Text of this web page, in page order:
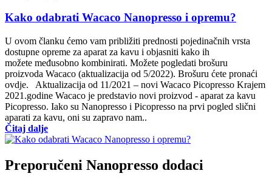
Kako odabrati Wacaco Nanopresso i opremu?
U ovom članku ćemo vam približiti prednosti pojedinačnih vrsta
dostupne opreme za aparat za kavu i objasniti kako ih
možete međusobno kombinirati. Možete pogledati brošuru
proizvoda Wacaco (aktualizacija od 5/2022). Brošuru ćete pronaći
ovdje. Aktualizacija od 11/2021 – novi Wacaco Picopresso Krajem
2021.godine Wacaco je predstavio novi proizvod - aparat za kavu
Picopresso. Iako su Nanopresso i Picopresso na prvi pogled slični
aparati za kavu, oni su zapravo nam..
Čitaj dalje
Preporučeni Nanopresso dodaci